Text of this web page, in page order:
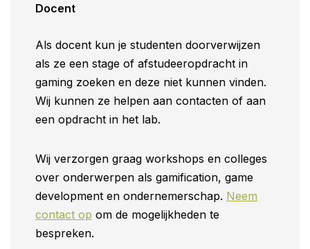
Docent
Als docent kun je studenten doorverwijzen
als ze een stage of afstudeeropdracht in
gaming zoeken en deze niet kunnen vinden.
Wij kunnen ze helpen aan contacten of aan
een opdracht in het lab.
Wij verzorgen graag workshops en colleges
over onderwerpen als gamification, game
development en ondernemerschap. Neem
contact op om de mogelijkheden te
bespreken.